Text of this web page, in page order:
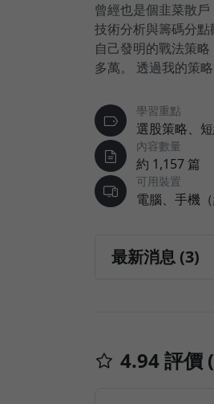
曾經也是個韭菜散
技術分析與籌碼分
自己發明的戰法策
多萬。 透過我的策
學習重點
選股策略、
內容數量
約 1,157 篇
可用裝置
電腦、手機（
最新消息 (3)
🔥 【近期持續
2025/11/20
4.94 評價